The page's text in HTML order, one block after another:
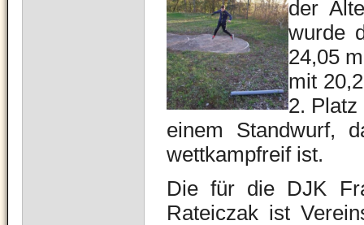
der
wurde
24,05
mit
2.
einem Standwurf,
wettkampfreif ist.
Die für die DJK
Rateiczak ist